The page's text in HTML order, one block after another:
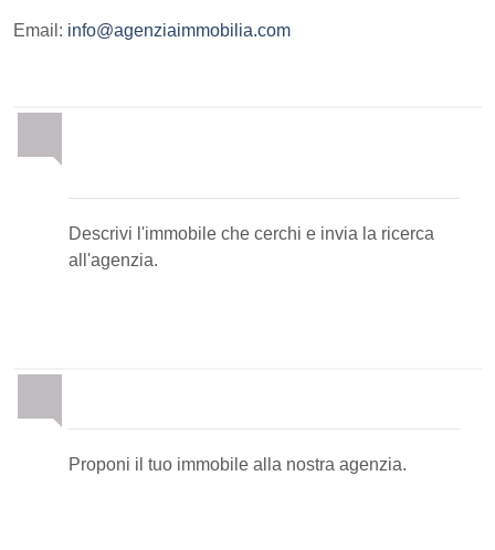
Email: info@agenziaimmobilia.com
Descrivi l'immobile che cerchi e invia la ricerca
all'agenzia.
Proponi il tuo immobile alla nostra agenzia.